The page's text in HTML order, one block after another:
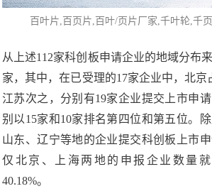
百叶片, 百页片,百叶/页片厂家,千叶轮,千
从上述112家科创板申请企业的地域分布
家，其中，在已受理的17家企业中，北京
江苏次之，分别有19家企业提交上市申
别以15家和10家排名第四位和第五位。
山东、辽宁等地的企业提交科创板上市申
仅北京、上海两地的申报企业数量
40.18%。